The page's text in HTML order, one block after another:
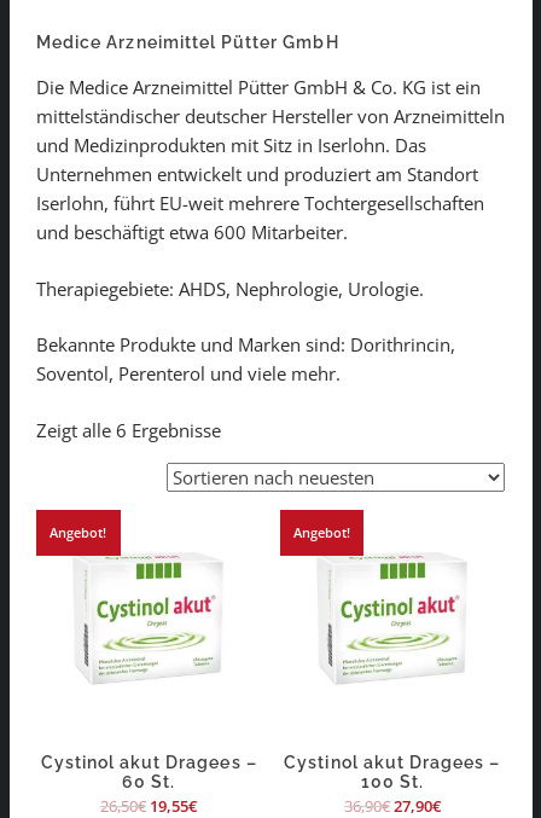
Medice Arzneimittel Pütter GmbH
Die Medice Arzneimittel Pütter GmbH & Co. KG ist ein
mittelständischer deutscher Hersteller von Arzneimitteln
und Medizinprodukten mit Sitz in Iserlohn. Das
Unternehmen entwickelt und produziert am Standort
Iserlohn, führt EU-weit mehrere Tochtergesellschaften
und beschäftigt etwa 600 Mitarbeiter.
Therapiegebiete: AHDS, Nephrologie, Urologie.
Bekannte Produkte und Marken sind: Dorithrincin,
Soventol, Perenterol und viele mehr.
Zeigt alle 6 Ergebnisse
Angebot!
Cystinol akut Dragees –
60 St.
26,50€ 19,55€
Angebot!
Cystinol akut Dragees –
100 St.
36,90€27,90€